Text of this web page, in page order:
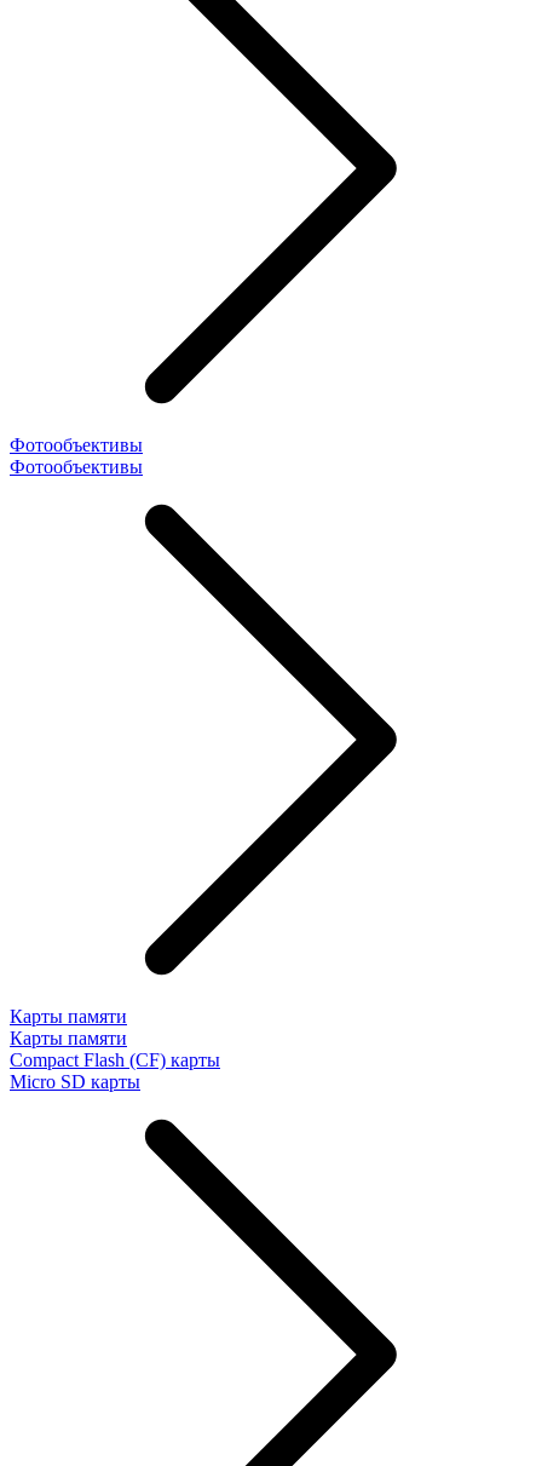
Фотообъективы
Фотообъективы
Карты памяти
Карты памяти
Compact Flash (CF) карты
Micro SD карты